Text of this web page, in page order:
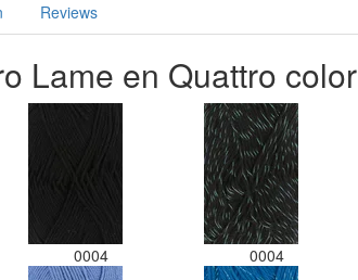
Reviews
Lame en Quattro color
0004 0004